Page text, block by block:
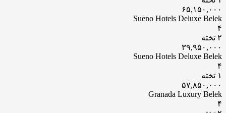
۶۵,۱۵۰,۰۰۰
Sueno Hotels Deluxe Belek
۴
۲ تخته
۳۹,۹۵۰,۰۰۰
Sueno Hotels Deluxe Belek
۴
۱ تخته
۵۷,۸۵۰,۰۰۰
Granada Luxury Belek
۴